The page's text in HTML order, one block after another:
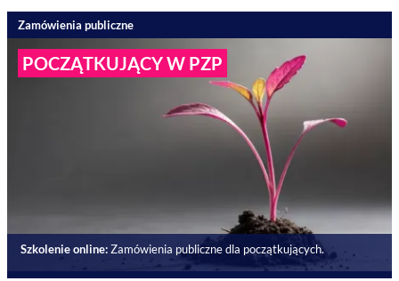
Zamówienia publiczne
POCZĄTKUJĄCY W PZP
Szkolenie online:Zamówienia publiczne dla początkujących.